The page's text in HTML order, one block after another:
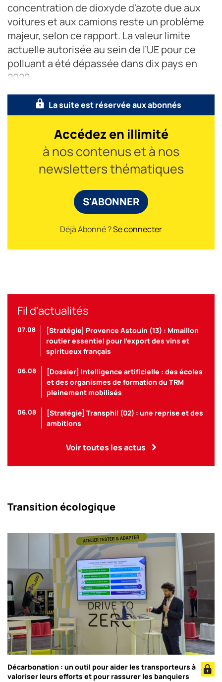
concentration de dioxyde d'azote due aux
voitures et aux camions reste un problème
majeur, selon ce rapport. La valeur limite
actuelle autorisée au sein de l’UE pour ce
polluant a été dépassée dans dix pays en
2022.
La suite est réservée aux abonnés
Accédez en illimité
à nos contenus et à nos
newsletters thématiques
S'ABONNER
Déjà Abonné ?Se connecter
Fil d'actualités
07.08
[Stratégie] Provence Astouin (13) : Mmaillon
routier essentiel pour l’export des vins et
spiritueux français
06.08
[Dossier] Intelligence artificielle : des écoles
et des organismes de formation du TRM
pleinement mobilisés
06.08
[Stratégie] Transphil (02) : une reprise et des
ambitions
Voir toutes les actus
Transition écologique
Décarbonation : un outil pour aider les transporteurs à
valoriser leurs efforts et pour rassurer les banquiers